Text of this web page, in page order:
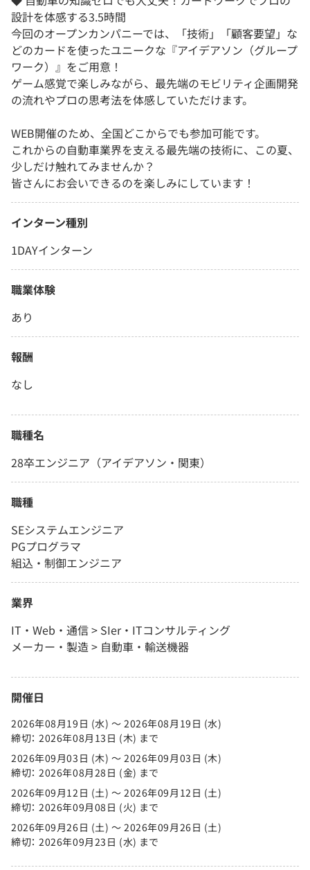
設計を体感する3.5時間
今回のオープンカンパニーでは、「技術」「顧客要望」な
どのカードを使ったユニークな『アイデアソン（グループ
ワーク）』をご用意！
ゲーム感覚で楽しみながら、最先端のモビリティ企画開発
の流れやプロの思考法を体感していただけます。
WEB開催のため、全国どこからでも参加可能です。
これからの自動車業界を支える最先端の技術に、この夏、
少しだけ触れてみませんか？
皆さんにお会いできるのを楽しみにしています！
インターン種別
1DAYインターン
職業体験
あり
報酬
なし
職種名
28卒エンジニア（アイデアソン・関東）
職種
SEシステムエンジニア
PGプログラマ
組込・制御エンジニア
業界
IT・Web・通信 > SIer・ITコンサルティング
メーカー・製造 > 自動車・輸送機器
開催日
2026年08月19日 (水) 〜 2026年08月19日 (水)
締切： 2026年08月13日 (木) まで
2026年09月03日 (木) 〜 2026年09月03日 (木)
締切： 2026年08月28日 (金) まで
2026年09月12日 (土) 〜 2026年09月12日 (土)
締切： 2026年09月08日 (火) まで
2026年09月26日 (土) 〜 2026年09月26日 (土)
締切： 2026年09月23日 (水) まで